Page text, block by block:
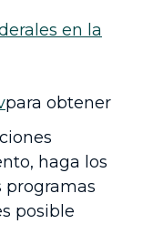
en la
para obtener
haga los
programas
posible